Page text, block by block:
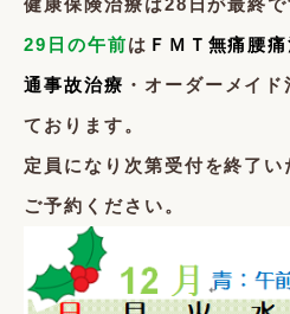
健康保険治療は28日が最終で
29日の午前は ＦＭＴ無痛腰
通事故治療 ・オーダーメイ
ております。
定員になり次第受付を終了
ご予約ください。